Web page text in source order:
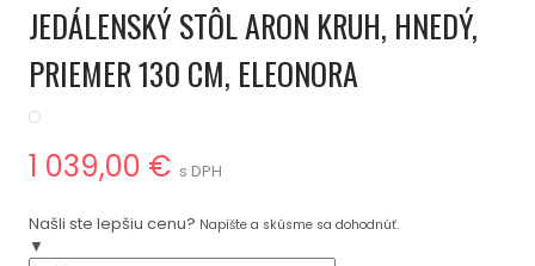
JEDÁLENSKÝ STÔL ARON KRUH, HNEDÝ,
PRIEMER 130 CM, ELEONORA
1 039,00 € s DPH
Našli ste lepšiu cenu? Napíšte a skúsme sa dohodnúť.
▼